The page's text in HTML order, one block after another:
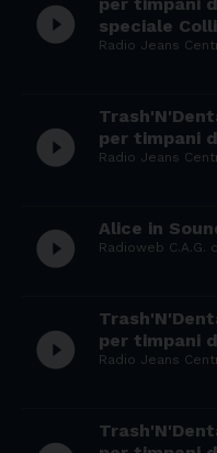
play_circle_filled
speciale
Radio Jeans
play_circle_filled
per timpani
Radio Jeans
play_circle_filled Alice in
Radioweb C.A.G.
play_circle_filled
per timpani
Radio Jeans